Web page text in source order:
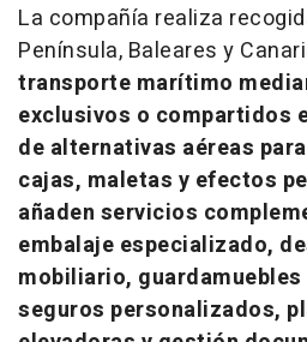
La compañía realiza
Península, Baleares y
transporte marítimo
exclusivos o compartidos
de alternativas aéreas
cajas, maletas y efectos
añaden servicios
embalaje especializado,
mobiliario,
seguros personalizados,